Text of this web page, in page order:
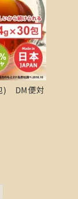
) DM便対